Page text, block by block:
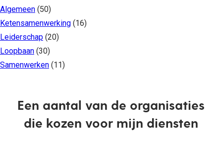
Algemeen (50)
Ketensamenwerking (16)
Leiderschap (20)
Loopbaan (30)
Samenwerken (11)
Een aantal van de organisaties
die kozen voor mijn diensten